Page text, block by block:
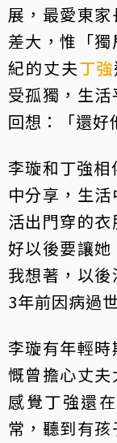
展，最愛東
差大，惟「
紀的丈夫丁強
受孤獨，生
回想：「還好
李璇和丁強相
中分享，生
活出門穿的
好以後要讓
我想著，以
3年前因病過
李璇有年輕
慨曾擔心丈
感覺丁強還
常，聽到有